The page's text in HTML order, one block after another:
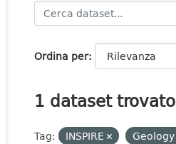
Ordina per
1 dataset trovato
Tag: INSPIRE Geology